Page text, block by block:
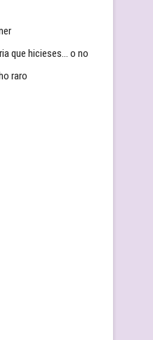
que hicieses… o no
raro